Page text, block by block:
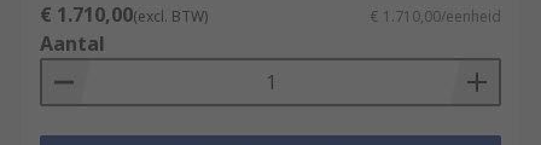
€ 1.710,00(excl. BTW) € 1.710,00/eenheid
Aantal